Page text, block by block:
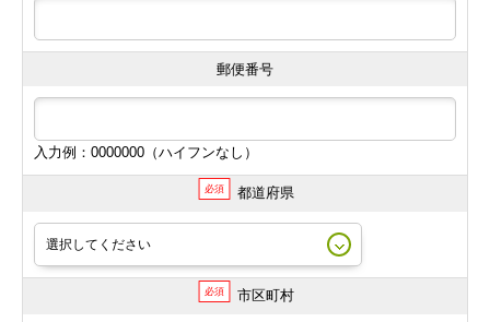
郵便番号
入力例：0000000（ハイフンなし）
必須 都道府県
必須 市区町村